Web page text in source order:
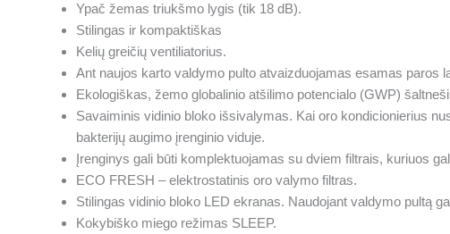
Ypač žemas triukšmo lygis (tik 18 dB).
Stilingas ir kompaktiškas
Kelių greičių ventiliatorius.
Ant naujos karto valdymo pulto atvaizduojamas esamas paros
Ekologiškas, žemo globalinio atšilimo potencialo (GWP)
Savaiminis vidinio bloko išsivalymas. Kai oro kondicionierius
bakterijų augimo įrenginio viduje.
Įrenginys gali būti komplektuojamas su dviem filtrais, kuriuos
ECO FRESH – elektrostatinis oro valymo filtras.
Stilingas vidinio bloko LED ekranas. Naudojant valdymo pultą
Kokybiško miego režimas SLEEP.